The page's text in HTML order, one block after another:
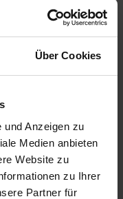
Über Cookies
und Anzeigen zu
Medien anbieten
Website zu
zu Ihrer
Partner für
Werktage innerhalb